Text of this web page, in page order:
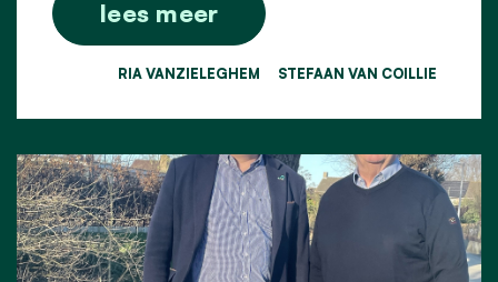
lees meer
RIA VANZIELEGHEM STEFAAN VAN COILLIE